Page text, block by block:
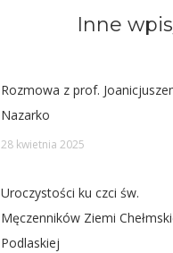
Inne
Rozmowa z prof.
Nazarko
28 kwietnia 2025
Uroczystości ku czci św.
Męczenników Ziemi
Podlaskiej